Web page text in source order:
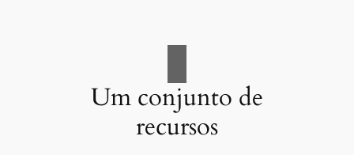
Um conjunto de
recursos